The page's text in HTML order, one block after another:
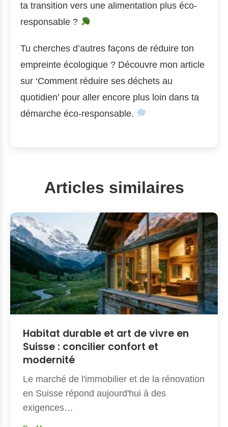
ta transition vers une alimentation plus éco-
responsable ?
Tu cherches d’autres façons de réduire ton
empreinte écologique ? Découvre mon article
sur ‘Comment réduire ses déchets au
quotidien’ pour aller encore plus loin dans ta
démarche éco-responsable.
Articles similaires
Habitat durable et art de vivre en
Suisse : concilier confort et
modernité
Le marché de l'immobilier et de la rénovation
en Suisse répond aujourd'hui à des
exigences…